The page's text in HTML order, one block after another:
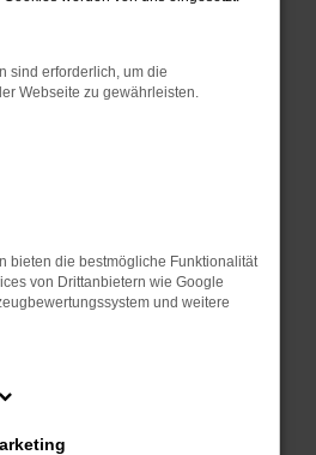
einen
oder benötigen
für Ihre Reise? Bei
Sie bequem
mieten –
passend für viele
Platz für Gepäck
Sie Ihre Fahrräder
an Ihr Ziel.
sind erforderlich, um die
Webseite zu gewährleisten.
bieten die bestmögliche Funktionalität
von Drittanbietern wie Google
und weitere